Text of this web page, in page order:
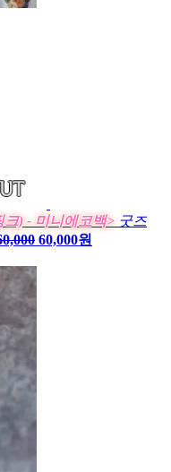
) - 미니에코백> 굿즈
60,000원